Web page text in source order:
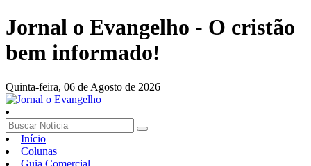
Jornal o Evangelho - O cristão
bem informado!
Quinta-feira, 06 de Agosto de 2026
Início
Colunas
Guia Comercial